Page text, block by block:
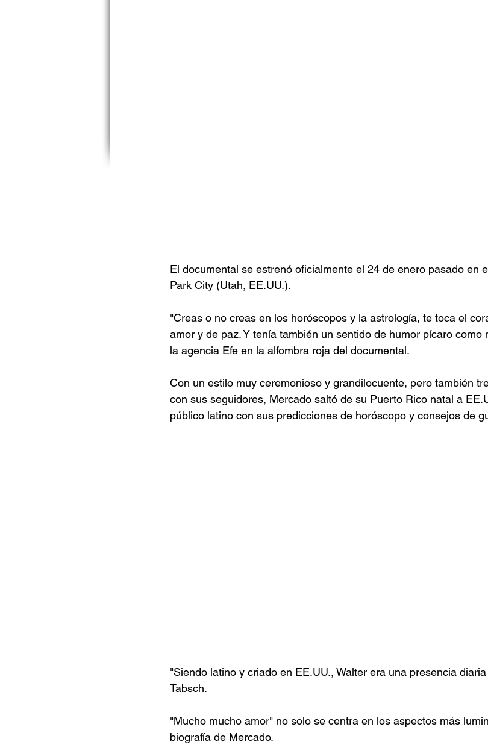
El documental se estrenó oficialmente el 24 de enero pasado en
Park City (Utah, EE.UU.).
"Creas o no creas en los horóscopos y la astrología, te toca el
amor y de paz. Y tenía también un sentido de humor pícaro como
la agencia Efe en la alfombra roja del documental.
Con un estilo muy ceremonioso y grandilocuente, pero también
con sus seguidores, Mercado saltó de su Puerto Rico natal a
público latino con sus predicciones de horóscopo y consejos de
"Siendo latino y criado en EE.UU., Walter era una presencia
Tabsch.
"Mucho mucho amor" no solo se centra en los aspectos más
biografía de Mercado.